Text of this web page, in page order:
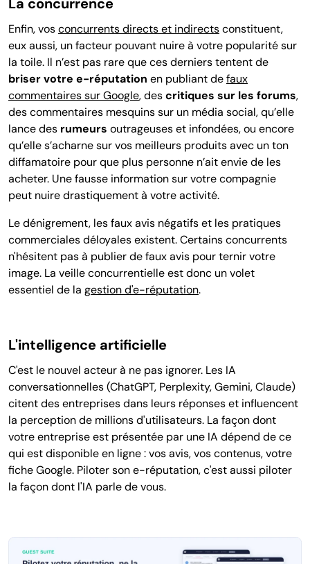
Enfin,vosconcurrents directs et indirectsconstituent,
eux aussi, un facteur pouvant nuire à votre popularité sur
la toile. Il n’est pas rare que ces derniers tentent de
briser votre e-réputation en publiant defaux
commentaires sur Google, descritiques sur les forums,
des commentaires mesquins sur un média social, qu’elle
lance des rumeurs outrageuses et infondées, ou encore
qu’elle s’acharne sur vos meilleurs produits avec un ton
diffamatoire pour que plus personne n’ait envie de les
acheter. Une fausse information sur votre compagnie
peut nuire drastiquement à votre activité.
Le dénigrement, les faux avis négatifs et les pratiques
commerciales déloyales existent. Certains concurrents
n'hésitent pas à publier de faux avis pour ternir votre
image. La veille concurrentielle est donc un volet
essentiel de la gestion d'e-réputation.
L'intelligence artificielle
C'est le nouvel acteur à ne pas ignorer. Les IA
conversationnelles (ChatGPT, Perplexity, Gemini, Claude)
citent des entreprises dans leurs réponses et influencent
la perception de millions d'utilisateurs. La façon dont
votre entreprise est présentée par une IA dépend de ce
qui est disponible en ligne : vos avis, vos contenus, votre
fiche Google. Piloter son e-réputation, c'est aussi piloter
la façon dont l'IA parle de vous.